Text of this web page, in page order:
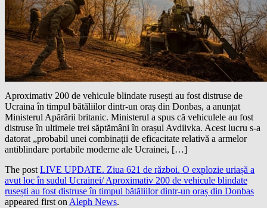
Aproximativ 200 de vehicule blindate rusești au fost distruse de
Ucraina în timpul bătăliilor dintr-un oraș din Donbas, a anunțat
Ministerul Apărării britanic. Ministerul a spus că vehiculele au fost
distruse în ultimele trei săptămâni în orașul Avdiivka. Acest lucru s-a
datorat „probabil unei combinații de eficacitate relativă a armelor
antiblindare portabile moderne ale Ucrainei, […]
The post LIVE UPDATE. Ziua 621 de război. O explozie uriașă a
avut loc în sudul Ucrainei/ Aproximativ 200 de vehicule blindate
rusești au fost distruse în timpul bătăliilor dintr-un oraș din Donbas
appeared first on Aleph News.